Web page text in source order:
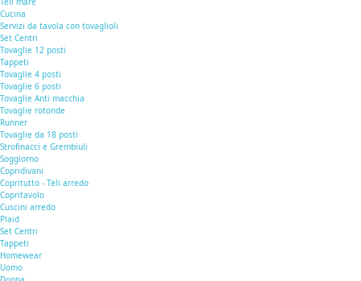
Cucina
Servizi da tavola con tovaglioli
Set Centri
Tovaglie 12 posti
Tappeti
Tovaglie 4 posti
Tovaglie 6 posti
Tovaglie Anti macchia
Tovaglie rotonde
Runner
Tovaglie da 18 posti
Strofinacci e Grembiuli
Soggiorno
Copridivani
Copritutto - Teli arredo
Copritavolo
Cuscini arredo
Plaid
Set Centri
Tappeti
Homewear
Uomo